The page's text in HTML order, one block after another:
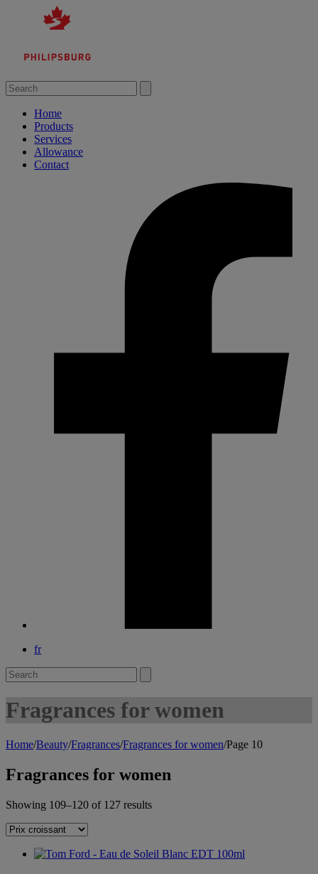
Search
for:
Home
Products
Services
Allowance
Contact
fr
Search
for:
Fragrances for women
Home/Beauty/Fragrances/Fragrances for women/Page 10
Fragrances for women
Showing 109–120 of 127 results